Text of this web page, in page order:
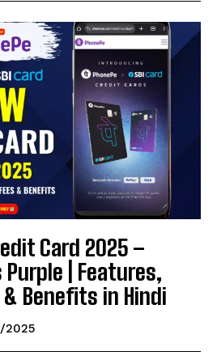
Card 2025 –
| Features,
Benefits in Hindi